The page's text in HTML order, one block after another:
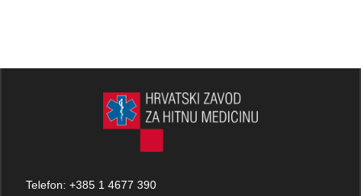
Telefon:+385 1 4677 390